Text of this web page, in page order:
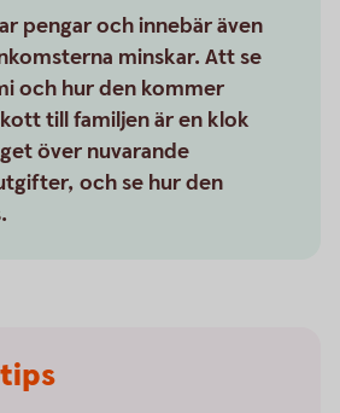
pengar och innebär även
minskar. Att se
och hur den kommer
till familjen är en klok
över nuvarande
och se hur den